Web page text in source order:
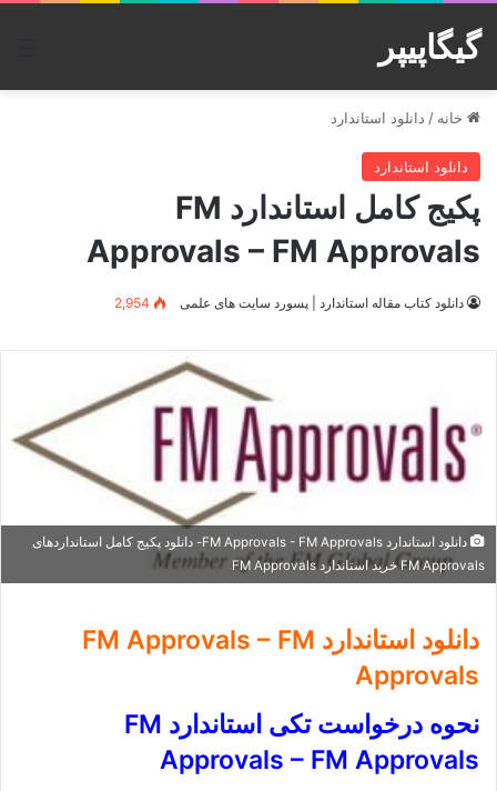
گیگاپیپر
خانه / دانلود استاندارد
دانلود استاندارد
پکیج کامل استاندارد FM
Approvals – FM Approvals
دانلود کتاب مقاله استاندارد | پسورد سایت های علمی 2,954
دانلود استاندارد FM Approvals - FM Approvals- دانلود پکیج کامل استانداردهای
FM Approvals خرید استاندارد FM Approvals
دانلود استاندارد FM Approvals – FM
Approvals
نحوه درخواست تکی استاندارد FM
Approvals – FM Approvals